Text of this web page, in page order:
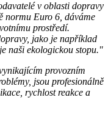
v oblasti dopravy
normu Euro 6, dáváme
prostředí.
jako je například
naši ekologickou stopu."
provozním
jsou profesionálně
rychlost reakce a